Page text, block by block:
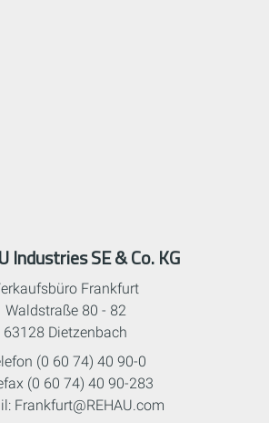
Industries SE & Co. KG
Frankfurt
Waldstraße 80 - 82
63128 Dietzenbach
(0 60 74) 40 90-0
(0 60 74) 40 90-283
Frankfurt@REHAU.com